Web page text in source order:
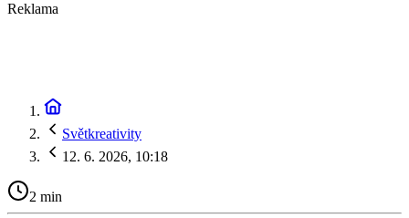
Reklama
Světkreativity
12. 6. 2026, 10:18
2 min